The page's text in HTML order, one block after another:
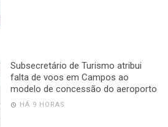
Subsecretário de Turismo atribui
falta de voos em Campos ao
modelo de concessão do aeroporto
HÁ 9 HORAS